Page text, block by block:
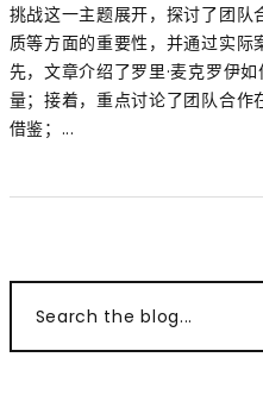
挑战这一主题展开，探讨了团
质等方面的重要性，并通过实
先，文章介绍了罗里·麦克罗伊
量；接着，重点讨论了团队合作
借鉴；...
Search the blog...